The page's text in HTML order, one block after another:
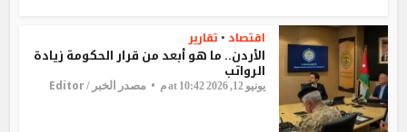
اقتصاد • تقارير
الأردن.. ما هو أبعد من قرار الحكومة زيادة
الرواتب
يونيو 12, 2026 at 10:42 م مصدر الخبر /Editor